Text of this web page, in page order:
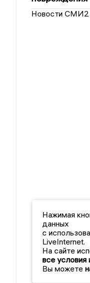
Новости СМИ2
Нажимая
данных
с
LiveInternet.
На сайте
все условия
Вы можете